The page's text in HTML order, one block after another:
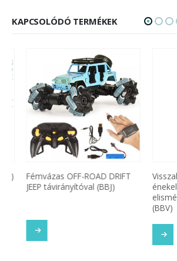
KAPCSOLÓDÓ TERMÉKEK
Fémvázas OFF-ROAD DRIFT
JEEP távirányítóval (BBJ)
énekel,
elismétli
(BBV)